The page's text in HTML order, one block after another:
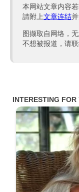
本网站文章内容
請附上文章连结
图撷取自网络，
不想被报道，请